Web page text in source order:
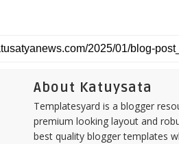
About Katuysata
Templatesyard is a blogger
premium looking layout and
best quality blogger templates